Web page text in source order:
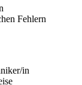
Fehlern
in